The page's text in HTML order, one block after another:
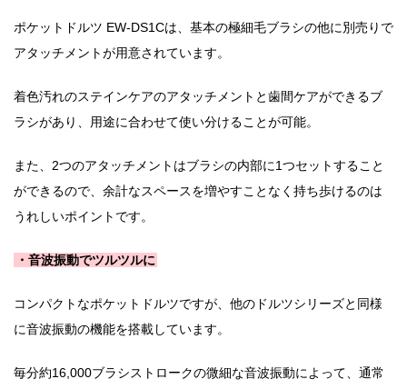
ポケットドルツ EW-DS1Cは、基本の極細毛ブラシの他に別売りで
アタッチメントが用意されています。
着色汚れのステインケアのアタッチメントと歯間ケアができるブ
ラシがあり、用途に合わせて使い分けることが可能。
また、2つのアタッチメントはブラシの内部に1つセットすること
ができるので、余計なスペースを増やすことなく持ち歩けるのは
うれしいポイントです。
・音波振動でツルツルに
コンパクトなポケットドルツですが、他のドルツシリーズと同様
に音波振動の機能を搭載しています。
毎分約16,000ブラシストロークの微細な音波振動によって、通常